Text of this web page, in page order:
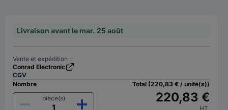
Livraison avant le mar. 25 août
Vente et expédition :
Conrad Electronic
CGV
Nombre
pièce(s)
Total (220,83 € / unité(s))
220,83 €
HT